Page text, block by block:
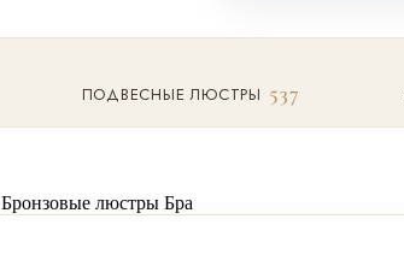
ПОДВЕСНЫЕ ЛЮСТРЫ 537
Бронзовые люстры Бра